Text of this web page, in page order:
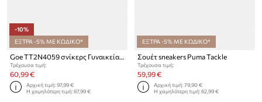
-10%
ΕΞΤΡΑ -5% ΜΕ ΚΩΔΙΚΟ*
Goe TT2N4059 σνίκερς Γυναικεία δερμάτινα
Τρέχουσα τιμή:
60,99 €
Αρχική τιμή:97,99 €
Η χαμηλότερη τιμή:67,99 €
ΕΞΤΡΑ -5% ΜΕ ΚΩΔΙΚΟ*
Σουέτ sneakers Puma Tackle
Τρέχουσα τιμή:
59,99 €
Αρχική τιμή:79,90 €
Η χαμηλότερη τιμή:62,99 €